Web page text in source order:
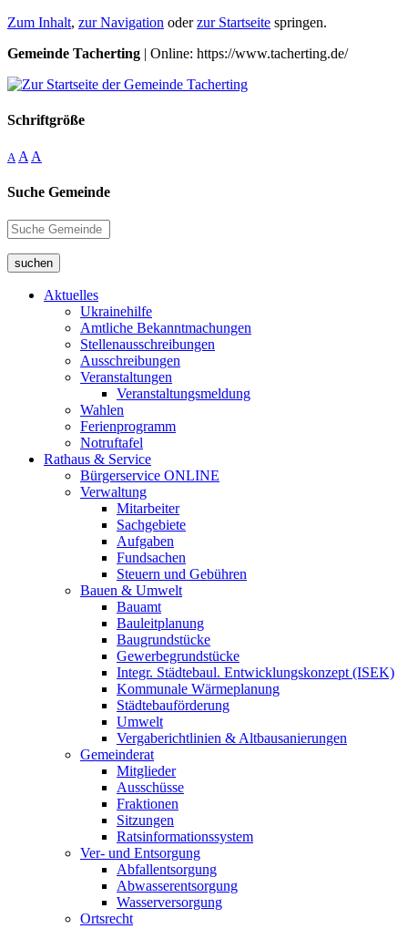
Zum Inhalt, zur Navigation oderzur Startseite springen.
Gemeinde Tacherting | Online: https://www.tacherting.de/
Schriftgröße
A A A
Suche Gemeinde
suchen
Aktuelles
Ukrainehilfe
Amtliche Bekanntmachungen
Stellenausschreibungen
Ausschreibungen
Veranstaltungen
Veranstaltungsmeldung
Wahlen
Ferienprogramm
Notruftafel
Rathaus & Service
Bürgerservice ONLINE
Verwaltung
Mitarbeiter
Sachgebiete
Aufgaben
Fundsachen
Steuern und Gebühren
Bauen & Umwelt
Bauamt
Bauleitplanung
Baugrundstücke
Gewerbegrundstücke
Integr. Städtebaul. Entwicklungskonzept (ISEK)
Kommunale Wärmeplanung
Städtebauförderung
Umwelt
Vergaberichtlinien & Altbausanierungen
Gemeinderat
Mitglieder
Ausschüsse
Fraktionen
Sitzungen
Ratsinformationssystem
Ver- und Entsorgung
Abfallentsorgung
Abwasserentsorgung
Wasserversorgung
Ortsrecht